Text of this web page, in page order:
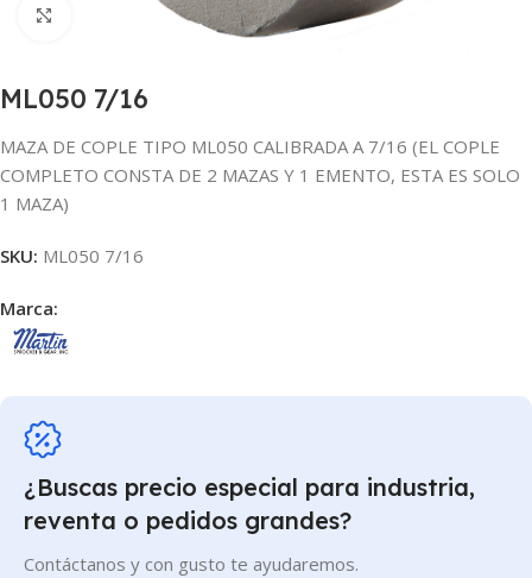
Click para agrandar
ML050 7/16
MAZA DE COPLE TIPO ML050 CALIBRADA A 7/16 (EL COPLE
COMPLETO CONSTA DE 2 MAZAS Y 1 EMENTO, ESTA ES SOLO
1 MAZA)
SKU: ML050 7/16
Marca:
¿Buscas precio especial para industria,
reventa o pedidos grandes?
Contáctanos y con gusto te ayudaremos.